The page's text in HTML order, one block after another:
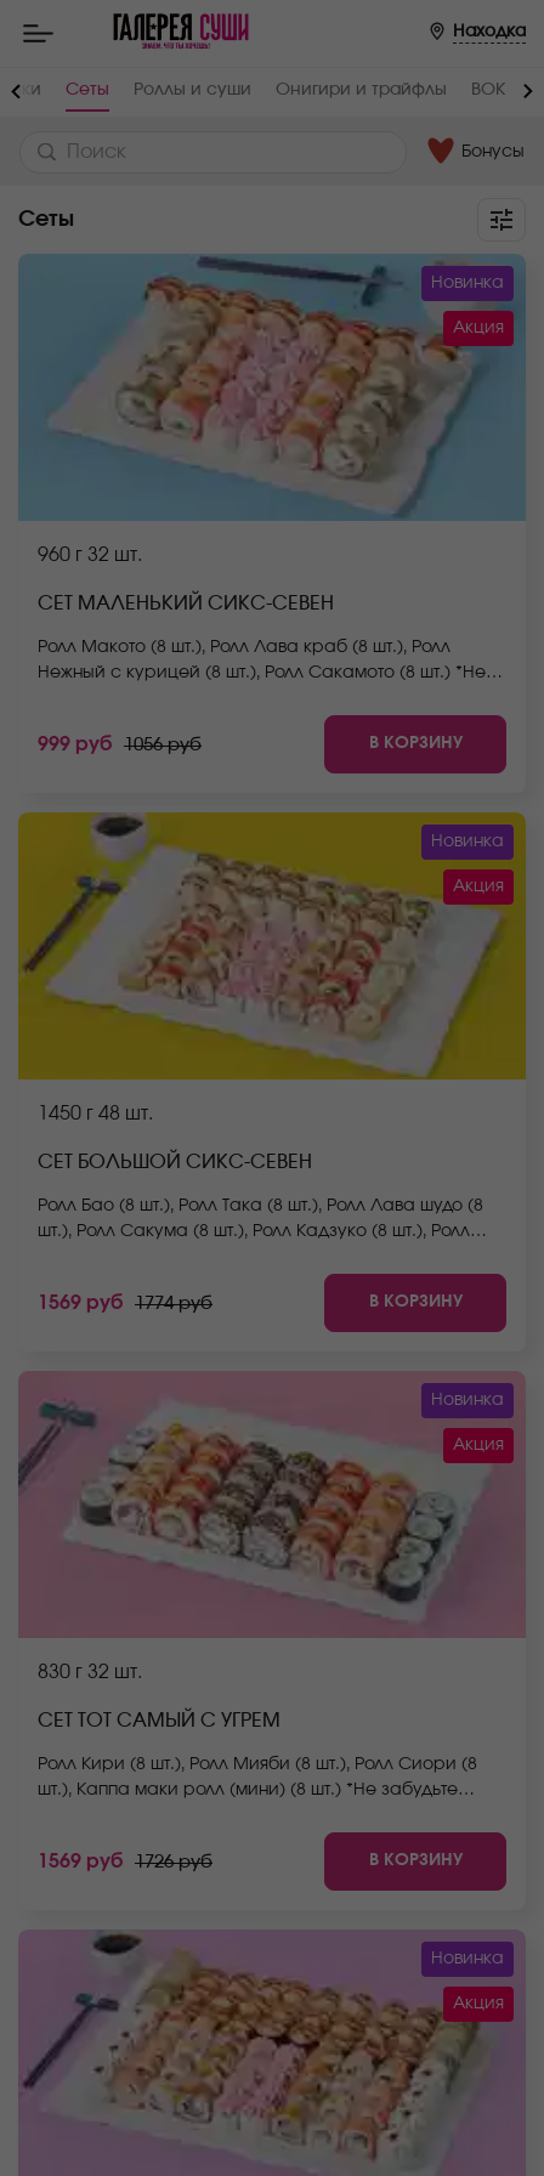
Находка
Сеты Роллы и суши Онигири и трайфлы ВОК
Бонусы
Сеты
Новинка
Акция
960 г 32 шт.
СЕТ МАЛЕНЬКИЙ СИКС-СЕВЕН
Ролл Макото (8 шт.), Ролл Лава краб (8 шт.), Ролл
Нежный с курицей (8 шт.), Ролл Сакамото (8 шт.) *Не
Они не входят в стоимость заказа. *Внешний вид
блюда может отличаться от фото на сайте.
999 руб 1056 руб В КОРЗИНУ
Новинка
Акция
1450 г 48 шт.
СЕТ БОЛЬШОЙ СИКС-СЕВЕН
Ролл Бао (8 шт.), Ролл Така (8 шт.), Ролл Лава шудо (8
шт.), Ролл Сакума (8 шт.), Ролл Кадзуко (8 шт.), Ролл
соевый соус. Они не входят в стоимость заказа.
*Внешний вид блюда может отличаться от фото на
1569 руб 1774 руб В КОРЗИНУ
Новинка
Акция
830 г 32 шт.
СЕТ ТОТ САМЫЙ С УГРЕМ
Ролл Кири (8 шт.), Ролл Мияби (8 шт.), Ролл Сиори (8
шт.), Каппа маки ролл (мини) (8 шт.) *Не забудьте
входят в стоимость заказа. *Внешний вид блюда
может отличаться от фото на сайте.
1569 руб 1726 руб В КОРЗИНУ
Новинка
Акция